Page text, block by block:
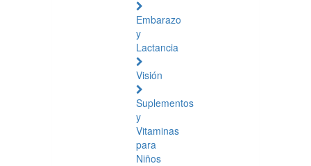
Embarazo
y
Lactancia
Visión
Suplementos
y
Vitaminas
para
Niños